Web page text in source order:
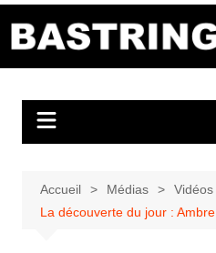
Accueil Médias
La découverte du jour :